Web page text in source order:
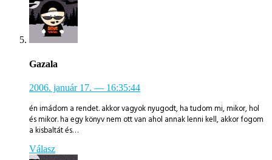
Gazala
2006. január 17. — 16:35:44
én imádom a rendet. akkor vagyok nyugodt, ha tudom mi, mikor, hol
és mikor. ha egy könyv nem ott van ahol annak lenni kell, akkor fogom
a kisbaltát és…
Válasz